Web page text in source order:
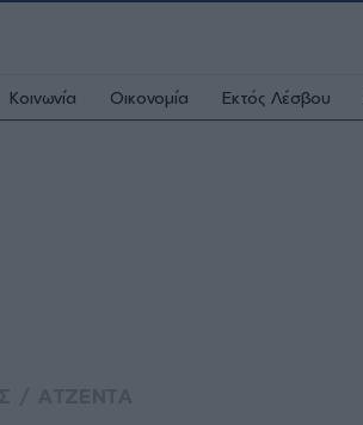
Κοινωνία Οικονομία Εκτός Λέσβου